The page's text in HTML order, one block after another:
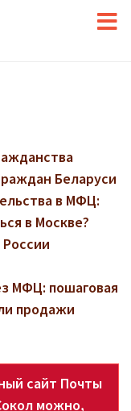
Беларуси
в МФЦ:
в Москве?
МФЦ: пошаговая
продажи
сайт Почты
можно,